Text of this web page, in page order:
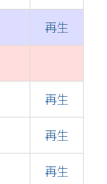
再生
再生
再生
再生